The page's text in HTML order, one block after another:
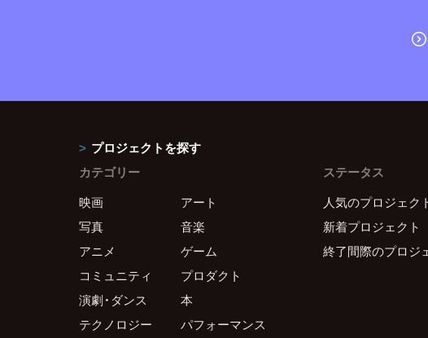
プロジェクトを探す
カテゴリー
映画
アート
写真
音楽
アニメ
ゲーム
コミュニティ
プロダクト
演劇・ダンス
本
テクノロジー
パフォーマンス
ステータス
人気のプロジェク
新着プロジェクト
終了間際のプロジ